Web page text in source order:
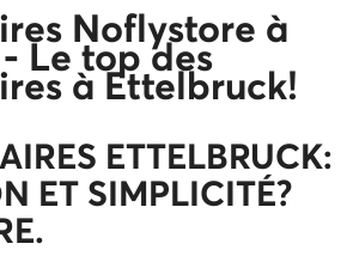
Noflystore à
Le top des
à Ettelbruck!
ETTELBRUCK:
ET SIMPLICITÉ?